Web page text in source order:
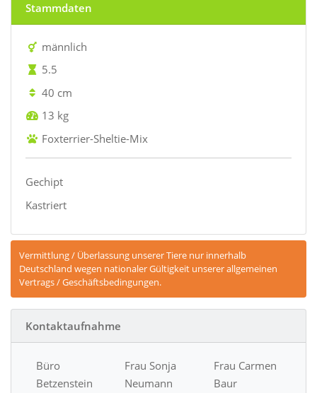
Stammdaten
männlich
5.5
40 cm
13 kg
Foxterrier-Sheltie-Mix
Gechipt
Kastriert
Vermittlung / Überlassung unserer Tiere nur innerhalb
Deutschland wegen nationaler Gültigkeit unserer allgemeinen
Vertrags / Geschäftsbedingungen.
Kontaktaufnahme
Büro
Betzenstein
Frau Sonja
Neumann
Frau Carmen
Baur